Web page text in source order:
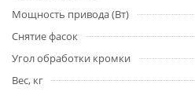
Мощность привода (Вт)
Снятие фасок
Угол обработки кромки
Вес, кг